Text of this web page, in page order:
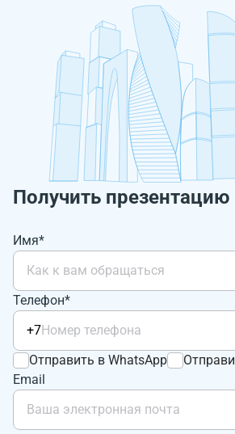
Получить презентацию
Имя*
Телефон*
+7
Отправить в WhatsApp
Email